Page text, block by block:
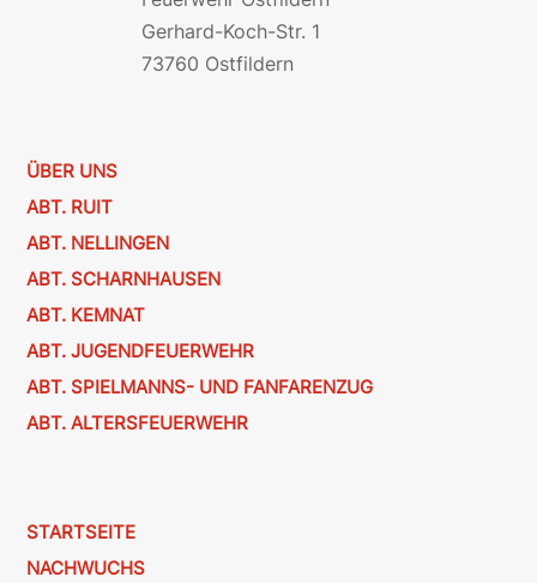
Gerhard-Koch-Str. 1
73760 Ostfildern
ÜBER UNS
ABT. RUIT
ABT. NELLINGEN
ABT. SCHARNHAUSEN
ABT. KEMNAT
ABT. JUGENDFEUERWEHR
ABT. SPIELMANNS- UND FANFARENZUG
ABT. ALTERSFEUERWEHR
STARTSEITE
NACHWUCHS